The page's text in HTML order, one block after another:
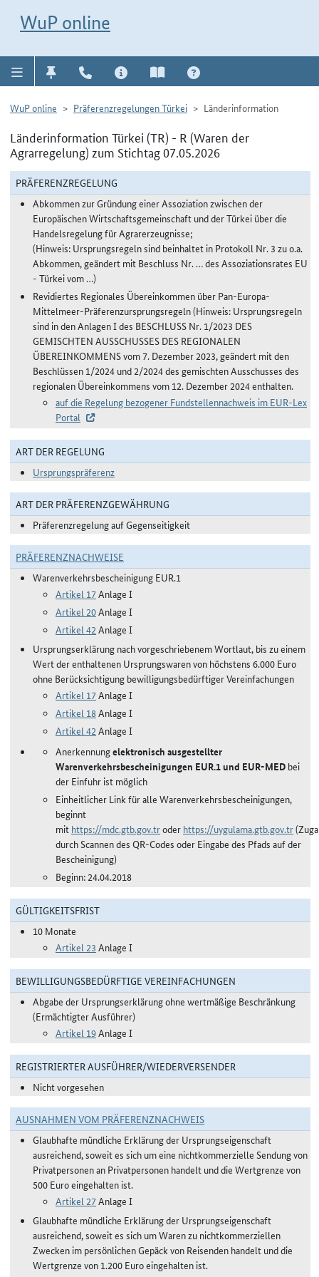
WuP online
WuP online Präferenzregelungen Türkei Länderinformation
Länderinformation Türkei (TR) - R (Waren der
Agrarregelung) zum Stichtag 07.05.2026
PRÄFERENZREGELUNG
Abkommen zur Gründung einer Assoziation zwischen der
Europäischen Wirtschaftsgemeinschaft und der Türkei über die
Handelsregelung für Agrarerzeugnisse;
(Hinweis: Ursprungsregeln sind beinhaltet in Protokoll Nr. 3 zu o.a.
Abkommen, geändert mit Beschluss Nr. … des Assoziationsrates EU
- Türkei vom …)
Revidiertes Regionales Übereinkommen über Pan-Europa-
Mittelmeer-Präferenzursprungsregeln (Hinweis: Ursprungsregeln
sind in den Anlagen I des BESCHLUSS Nr. 1/2023 DES
GEMISCHTEN AUSSCHUSSES DES REGIONALEN
ÜBEREINKOMMENS vom 7. Dezember 2023, geändert mit den
Beschlüssen 1/2024 und 2/2024 des gemischten Ausschusses des
regionalen Übereinkommens vom 12. Dezember 2024 enthalten.
auf die Regelung bezogener Fundstellennachweis im EUR-Lex
Portal
ART DER REGELUNG
Ursprungspräferenz
ART DER PRÄFERENZGEWÄHRUNG
Präferenzregelung auf Gegenseitigkeit
PRÄFERENZNACHWEISE
Warenverkehrsbescheinigung EUR.1
Artikel 17Anlage I
Artikel 20Anlage I
Artikel 42 Anlage I
Ursprungserklärung nach vorgeschriebenem Wortlaut, bis zu einem
Wert der enthaltenen Ursprungswaren von höchstens 6.000 Euro
ohne Berücksichtigung bewilligungsbedürftiger Vereinfachungen
Artikel 17Anlage I
Artikel 18Anlage I
Artikel 42 Anlage I
Anerkennungelektronisch ausgestellter
Warenverkehrsbescheinigungen EUR.1 und EUR-MED bei
der Einfuhr ist möglich
Einheitlicher Link für alle Warenverkehrsbescheinigungen,
beginnt
mit https://mdc.gtb.gov.troder https://uygulama.gtb.gov.tr
durch Scannen des QR-Codes oder Eingabe des Pfads auf der
Bescheinigung)
Beginn: 24.04.2018
GÜLTIGKEITSFRIST
10 Monate
Artikel 23 Anlage I
BEWILLIGUNGSBEDÜRFTIGE VEREINFACHUNGEN
Abgabe der Ursprungserklärung ohne wertmäßige Beschränkung
(Ermächtigter Ausführer)
Artikel 19Anlage I
REGISTRIERTER AUSFÜHRER/WIEDERVERSENDER
Nicht vorgesehen
AUSNAHMEN VOM PRÄFERENZNACHWEIS
Glaubhafte mündliche Erklärung der Ursprungseigenschaft
ausreichend, soweit es sich um eine nichtkommerzielle Sendung von
Privatpersonen an Privatpersonen handelt und die Wertgrenze von
500 Euro eingehalten ist.
Artikel 27Anlage I
Glaubhafte mündliche Erklärung der Ursprungseigenschaft
ausreichend, soweit es sich um Waren zu nichtkommerziellen
Zwecken im persönlichen Gepäck von Reisenden handelt und die
Wertgrenze von 1.200 Euro eingehalten ist.